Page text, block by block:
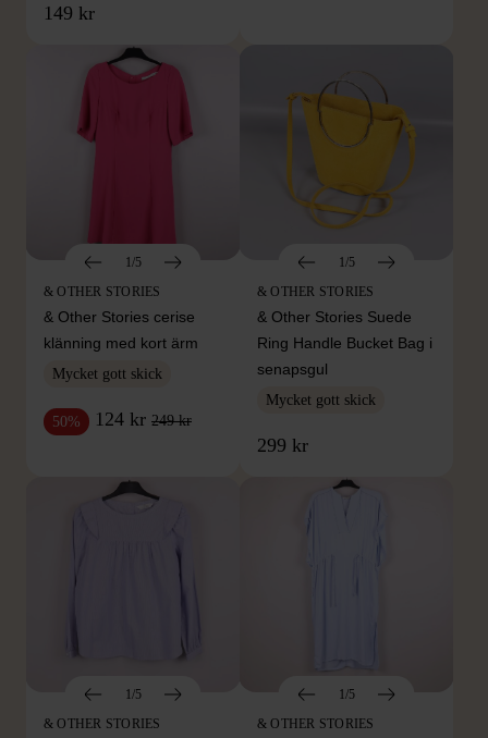
149 kr
1/5
& OTHER STORIES
& Other Stories cerise
klänning med kort ärm
Mycket gott skick
50% 124 kr 249 kr
1/5
& OTHER STORIES
& Other Stories Suede
Ring Handle Bucket Bag i
senapsgul
Mycket gott skick
299 kr
1/5
& OTHER STORIES
1/5
& OTHER STORIES